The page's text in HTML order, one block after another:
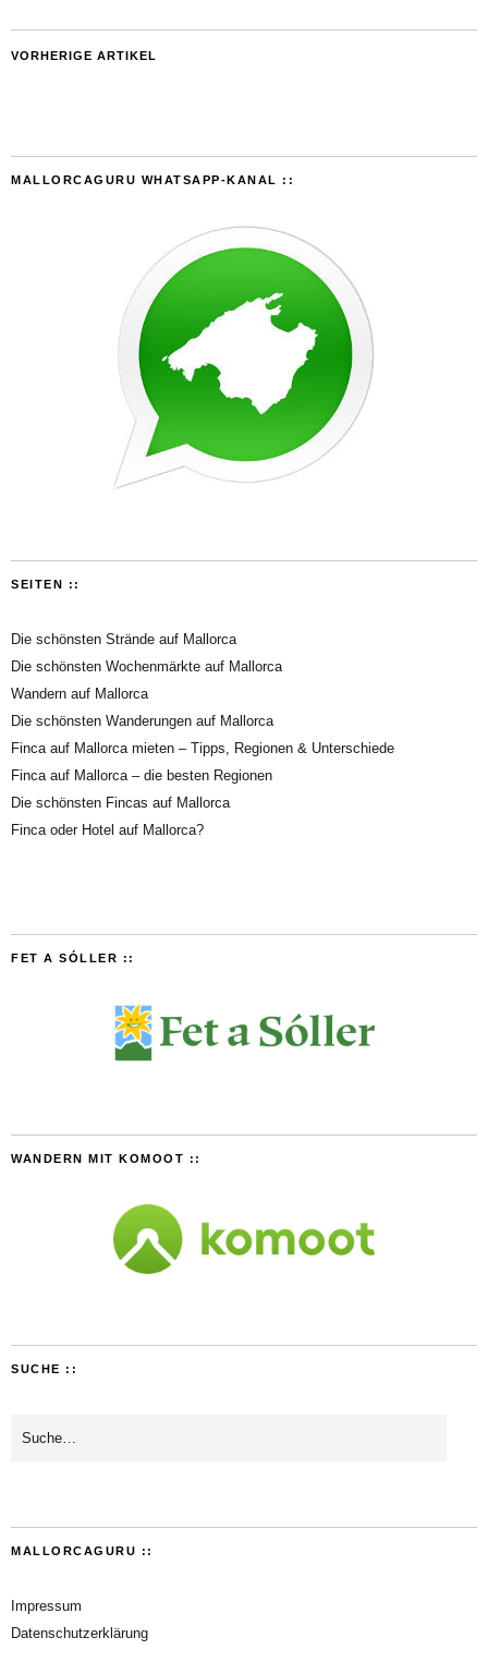
VORHERIGE ARTIKEL
MALLORCAGURU WHATSAPP-KANAL ::
SEITEN ::
Die schönsten Strände auf Mallorca
Die schönsten Wochenmärkte auf Mallorca
Wandern auf Mallorca
Die schönsten Wanderungen auf Mallorca
Finca auf Mallorca mieten – Tipps, Regionen & Unterschiede
Finca auf Mallorca – die besten Regionen
Die schönsten Fincas auf Mallorca
Finca oder Hotel auf Mallorca?
FET A SÓLLER ::
WANDERN MIT KOMOOT ::
SUCHE ::
MALLORCAGURU ::
Impressum
Datenschutzerklärung